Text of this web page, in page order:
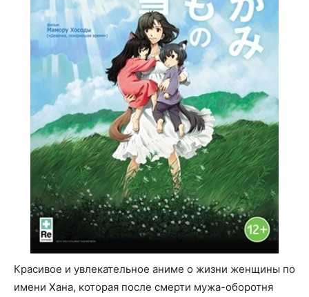
Красивое и увлекательное аниме о жизни женщины по
имени Хана, которая после смерти мужа-оборотня